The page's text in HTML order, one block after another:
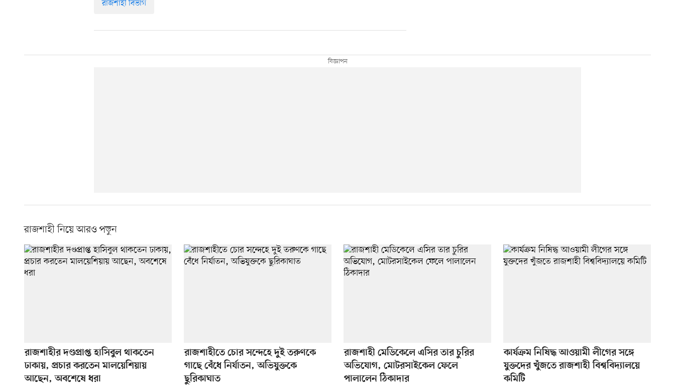
রাজশাহী বিভাগ
রাজশাহী নিয়ে আরও পড়ুন
রাজশাহীর দণ্ডপ্রাপ্ত হাসিবুল থাকতেন
ঢাকায়, প্রচার করতেন মালয়েশিয়ায়
আছেন, অবশেষে ধরা
রাজশাহীতে চোর সন্দেহে দুই তরুণকে
গাছে বেঁধে নির্যাতন, অভিযুক্তকে
ছুরিকাঘাত
রাজশাহী মেডিকেলে এসির তার চুরির
অভিযোগ, মোটরসাইকেল ফেলে
পালালেন ঠিকাদার
কার্যক্রম নিষিদ্ধ আওয়ামী লীগের সঙ্গে
যুক্তদের খুঁজতে রাজশাহী বিশ্ববিদ্যালয়ে
কমিটি